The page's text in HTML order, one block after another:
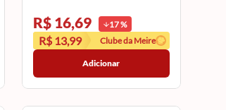
R$ 16,69 17%
R$ 13,99 Clube da Meire
Adicionar